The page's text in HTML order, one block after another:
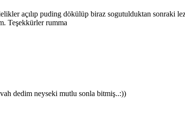
açılıp puding dökülüp biraz sogutulduktan sonraki
Teşekkürler rumma
dedim neyseki mutlu sonla bitmiş..:))